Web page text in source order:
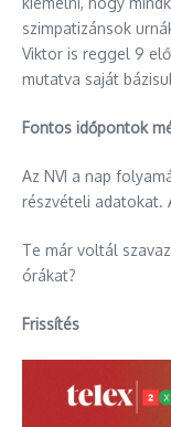
szimpatizánsok
Viktor is reggel 9
mutatva saját
Fontos időpontok
Az NVI a nap
részvételi adatokat.
Te már voltál
órákat?
Frissítés